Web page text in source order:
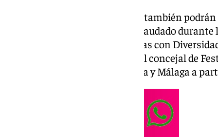
Además, los amantes del queso también
por el mismo precio. Todo lo recaudado
Asociación Decolores de Familias con
fundamental en el municipio. El concejal de
a los vecinos de Coín, la comarca y Málaga a